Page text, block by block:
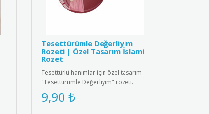
Tesettürümle Değerliyim
Rozeti | Özel Tasarım İslami
Rozet
Tesettürlü hanımlar için özel tasarım
"Tesettürümle Değerliyim" rozeti.
Yüksek kaliteli metal malzem..
9,90 ₺